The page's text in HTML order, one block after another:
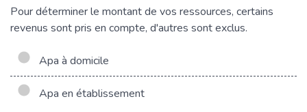
Pour déterminer le montant de vos ressources, certains
revenus sont pris en compte, d'autres sont exclus.
Apa à domicile
Apa en établissement